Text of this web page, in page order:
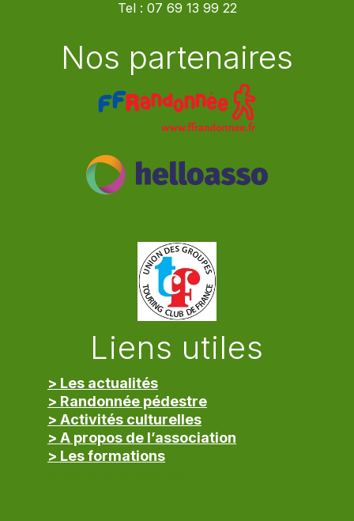
Tel : 07 69 13 99 22
Nos partenaires
Liens utiles
> Les actualités
> Randonnée pédestre
> Activités culturelles
> A propos de l’association
> Les formations